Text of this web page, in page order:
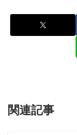
関連記事